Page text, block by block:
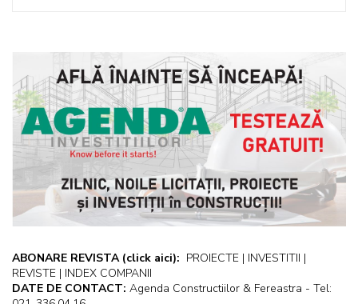
ABONARE REVISTA (click aici): PROIECTE | INVESTITII |
REVISTE | INDEX COMPANII
DATE DE CONTACT: Agenda Constructiilor & Fereastra - Tel: